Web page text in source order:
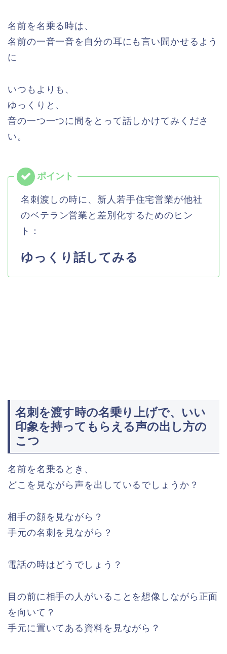
名前を名乗る時は、
名前の一音一音を自分の耳にも言い聞かせるよう
に
いつもよりも、
ゆっくりと、
音の一つ一つに間をとって話しかけてみくださ
い。
名刺渡しの時に、新人若手住宅営業が他社
のベテラン営業と差別化するためのヒン
ト：
ゆっくり話してみる
名刺を渡す時の名乗り上げで、いい
印象を持ってもらえる声の出し方の
こつ
名前を名乗るとき、
どこを見ながら声を出しているでしょうか？
相手の顔を見ながら？
手元の名刺を見ながら？
電話の時はどうでしょう？
目の前に相手の人がいることを想像しながら正面
を向いて？
手元に置いてある資料を見ながら？